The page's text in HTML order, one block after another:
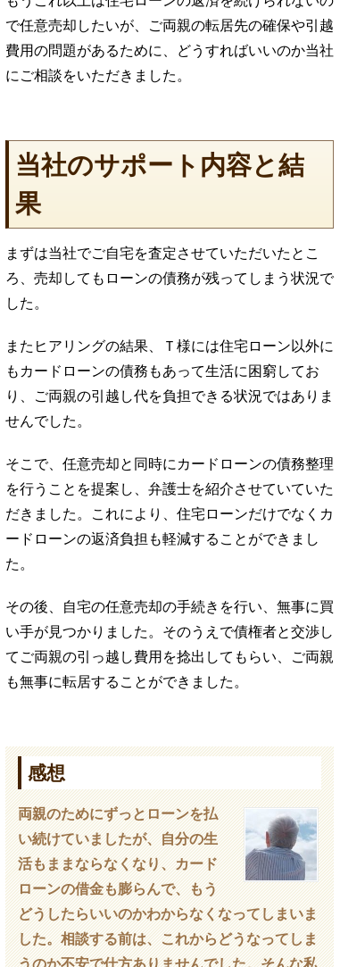
で任意売却したいが、ご両親の転居先の確保や引越
費用の問題があるために、どうすればいいのか当社
にご相談をいただきました。
当社のサポート内容と結
果
まずは当社でご自宅を査定させていただいたとこ
ろ、売却してもローンの債務が残ってしまう状況で
した。
またヒアリングの結果、Ｔ様には住宅ローン以外に
もカードローンの債務もあって生活に困窮してお
り、ご両親の引越し代を負担できる状況ではありま
せんでした。
そこで、任意売却と同時にカードローンの債務整理
を行うことを提案し、弁護士を紹介させていていた
だきました。これにより、住宅ローンだけでなくカ
ードローンの返済負担も軽減することができまし
た。
その後、自宅の任意売却の手続きを行い、無事に買
い手が見つかりました。そのうえで債権者と交渉し
てご両親の引っ越し費用を捻出してもらい、ご両親
も無事に転居することができました。
感想
両親のためにずっとローンを払
い続けていましたが、自分の生
活もままならなくなり、カード
ローンの借金も膨らんで、もう
どうしたらいいのかわからなくなってしまいま
した。相談する前は、これからどうなってしま
うのか不安で仕方ありませんでした。そんな私